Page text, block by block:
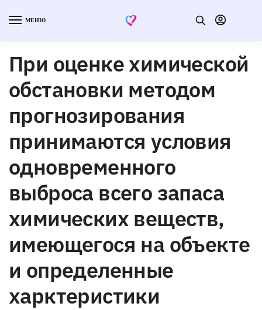
МЕНЮ
При оценке химической
обстановки методом
прогнозирования
принимаются условия
одновременного
выброса всего запаса
химических веществ,
имеющегося на объекте
и определенные
харктеристики